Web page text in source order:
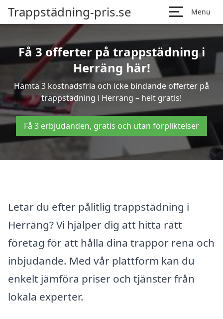
Trappstädning-pris.se Menu
Få 3 offerter på trappstädning i
Herräng här!
Hämta 3 kostnadsfria och icke bindande offerter på
trappstädning i Herräng – helt gratis!
Få 3 erbjudanden, gratis och utan förpliktelser
Letar du efter pålitlig trappstädning i
Herräng? Vi hjälper dig att hitta rätt
företag för att hålla dina trappor rena och
inbjudande. Med vår plattform kan du
enkelt jämföra priser och tjänster från
lokala experter.